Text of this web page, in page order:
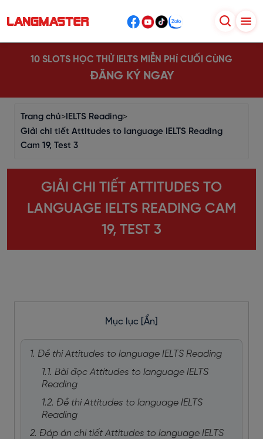
10 SLOTS HỌC THỬ IELTS MIỄN PHÍ CUỐI CÙNG
ĐĂNG KÝ NGAY
Trang chủ> IELTS Reading>
Giải chi tiết Attitudes to language IELTS Reading
Cam 19, Test 3
GIẢI CHI TIẾT ATTITUDES TO
LANGUAGE IELTS READING CAM
19, TEST 3
Mục lục [Ẩn]
1. Đề thi Attitudes to language IELTS Reading
1.1. Bài đọc Attitudes to language IELTS
Reading
1.2. Đề thi Attitudes to language IELTS
Reading
2. Đáp án chi tiết Attitudes to language IELTS